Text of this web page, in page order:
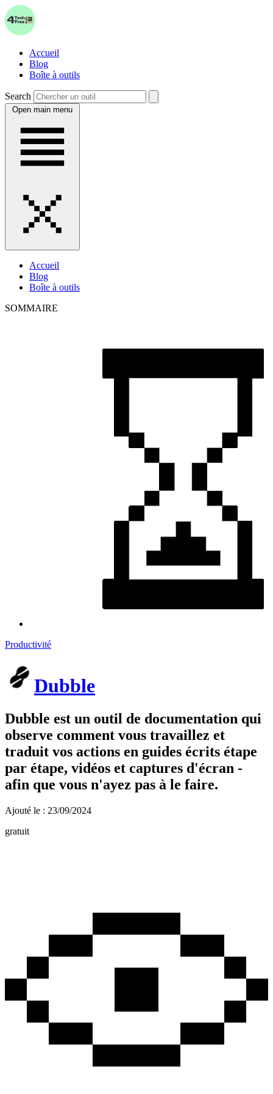
Accueil
Blog
Boîte à outils
Search
Open main menu
Accueil
Blog
Boîte à outils
SOMMAIRE
Productivité
Dubble
Dubble est un outil de documentation qui
observe comment vous travaillez et
traduit vos actions en guides écrits étape
par étape, vidéos et captures d'écran -
afin que vous n'ayez pas à le faire.
Ajouté le : 23/09/2024
gratuit